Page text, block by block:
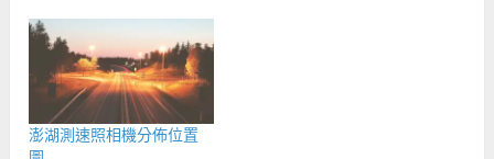
澎湖測速照相機分佈位置